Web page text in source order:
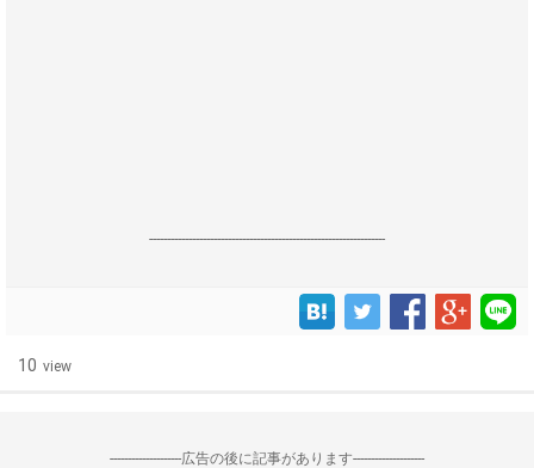
------------------------------------------------------------------
10 view
--------------------広告の後に記事があります--------------------